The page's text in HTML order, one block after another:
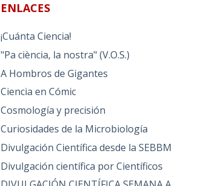
ENLACES
¡Cuánta Ciencia!
"Pa ciència, la nostra" (V.O.S.)
A Hombros de Gigantes
Ciencia en Cómic
Cosmología y precisión
Curiosidades de la Microbiología
Divulgación Científica desde la SEBBM
Divulgación científica por Científicos